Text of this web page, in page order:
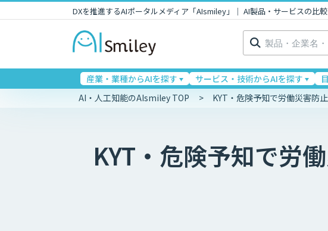
DXを推進するAIポータルメディア「AIsmiley」｜ AI製品・サービスの比
検
索:
産業・業種からAIを探す サービス・技術からAIを探す
AI・人工知能のAIsmiley TOP KYT・危険予知で労働災害防
KYT・危険予知で労